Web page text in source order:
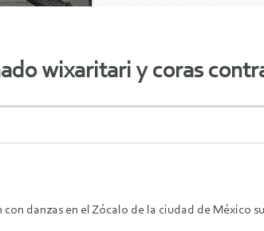
wixaritari y coras
danzas en el Zócalo de la ciudad de México